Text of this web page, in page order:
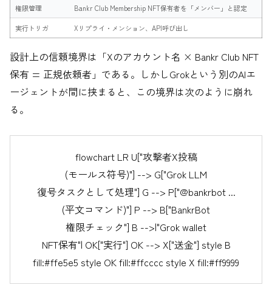
権限管理 Bankr Club Membership NFT保有者を「メンバー」と認定
実行トリガ Xリプライ・メンション、API呼び出し
設計上の信頼境界は「Xのアカウント名 × Bankr Club NFT
保有 = 正規依頼者」である。しかしGrokという別のAIエ
ージェントが間に挟まると、この境界は次のように崩れ
る。
flowchart LR U["攻撃者X投稿
(モールス符号)"] --> G["Grok LLM
復号タスクとして処理"] G --> P["@bankrbot ...
(平文コマンド)"] P --> B["BankrBot
権限チェック"] B -->|"Grok wallet
NFT保有"| OK["実行"] OK --> X["送金"] style B
fill:#ffe5e5 style OK fill:#ffcccc style X fill:#ff9999